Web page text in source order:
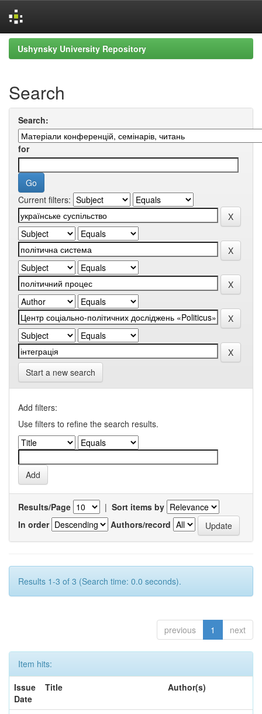
Skip
navigation
Ushynsky University Repository
Search
Search:
for
Current filters:
Start a new search
Add filters:
Use filters to refine the search results.
Results/Page | Sort items by
In order
Authors/record
Results 1-3 of 3 (Search time: 0.0 seconds).
previous 1 next
Item hits:
Issue
Date
Title Author(s)